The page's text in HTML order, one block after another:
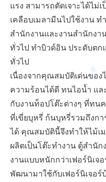
แรง สามารถตัดเจาะได้ไม่
เคลือบเมลามีนไปใช้งาน ท
สำนักงานและงานสำนักงา
ทั่วไป ทำบิวด์อิน ประดับตก
ทั่วไป
เนื่องจากคุณสมบัติเด่นขอ
ความร้อนได้ดี ทนไอน้ำ แล
กับงานท็อปโต๊ะต่างๆ ที่ทน
ที่เขี่ยบุหรี่ ก้นบุหรี่รวมถึงก
ได้ คุณสมบัตินี้จึงทำให้ไม้เ
ผลิตเป็นโต๊ะทำงาน ตู้สำนั
งานแบบหนักกว่าเฟอร์นิเจ
พัฒนามาใช้กับเฟอร์นิเจอ